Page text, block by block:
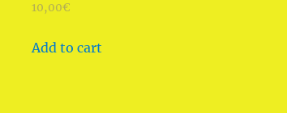
10,00€
Add to cart